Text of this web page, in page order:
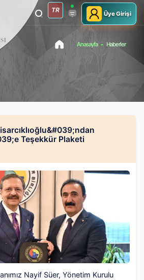
TR Üye Girişi
Anasayfa Haberler
Teşekkür Plaketi
Nayif Süer, Yönetim Kurulu